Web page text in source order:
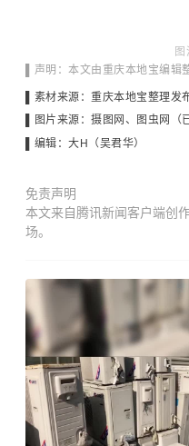
▌声明：本文由重庆本地宝编辑
▌素材来源： 重庆本地宝整理发
▌图片来源： 摄图网、图虫网（
▌编辑：大H
（吴君华）
免责声明
本文来自腾讯新闻客户端创
场。